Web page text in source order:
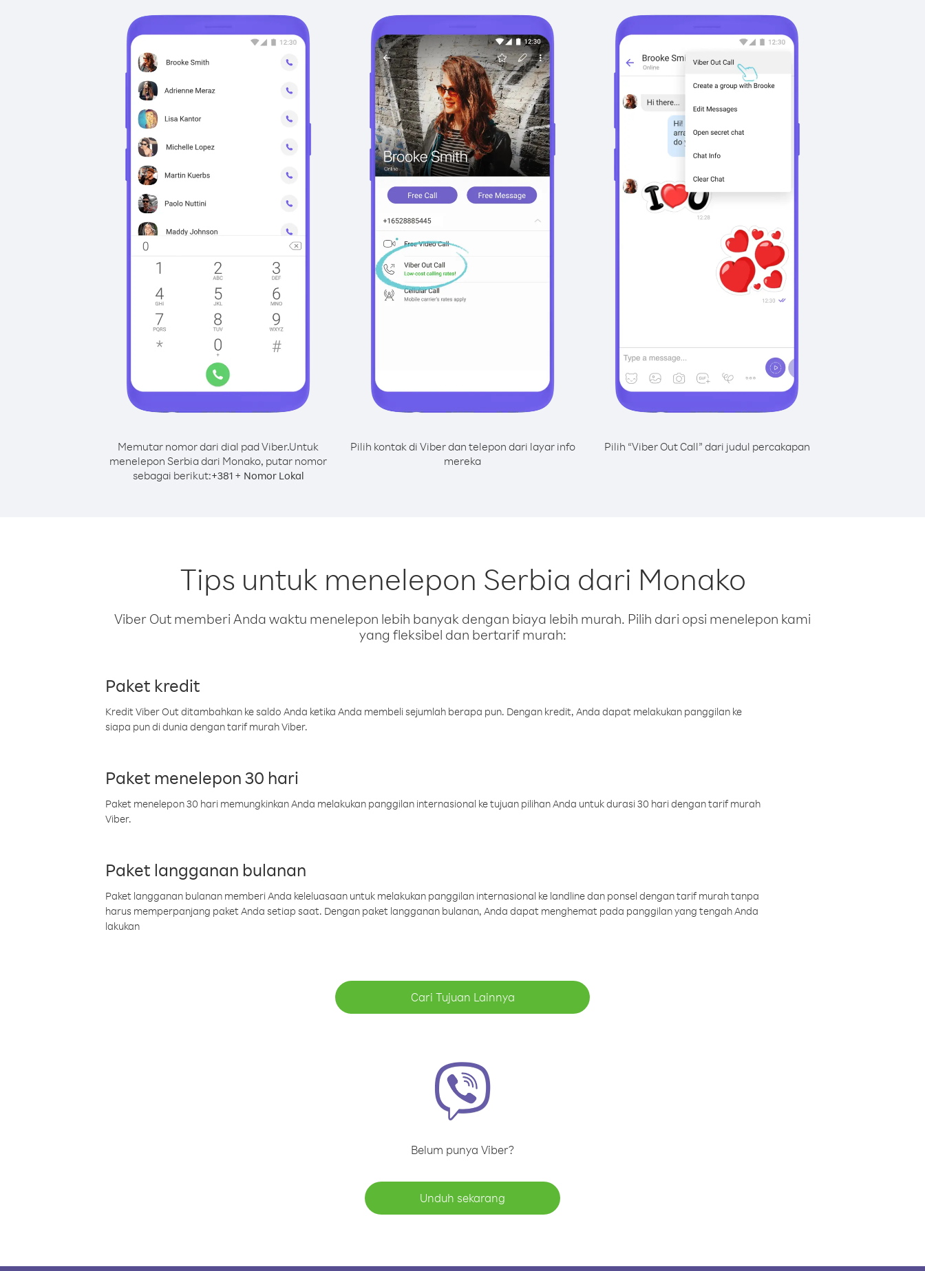
Memutar nomor dari dial pad Viber.Untuk
menelepon Serbia dari Monako, putar nomor
sebagai berikut:+381+ Nomor Lokal
Pilih kontak di Viber dan telepon dari layar info
mereka
Pilih “Viber Out Call” dari judul percakapan
Tips untuk menelepon Serbia dari Monako
Viber Out memberi Anda waktu menelepon lebih banyak dengan biaya lebih murah. Pilih dari opsi menelepon kami
yang fleksibel dan bertarif murah:
Paket kredit
Kredit Viber Out ditambahkan ke saldo Anda ketika Anda membeli sejumlah berapa pun. Dengan kredit, Anda dapat melakukan panggilan ke
siapa pun di dunia dengan tarif murah Viber.
Paket menelepon 30 hari
Paket menelepon 30 hari memungkinkan Anda melakukan panggilan internasional ke tujuan pilihan Anda untuk durasi 30 hari dengan tarif murah
Viber.
Paket langganan bulanan
Paket langganan bulanan memberi Anda keleluasaan untuk melakukan panggilan internasional ke landline dan ponsel dengan tarif murah tanpa
harus memperpanjang paket Anda setiap saat. Dengan paket langganan bulanan, Anda dapat menghemat pada panggilan yang tengah Anda
lakukan
Cari Tujuan Lainnya
Belum punya Viber?
Unduh sekarang